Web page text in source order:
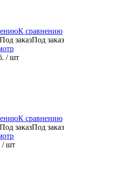
К сравнению
Под заказ
/ шт
К сравнению
Под заказ
/ шт